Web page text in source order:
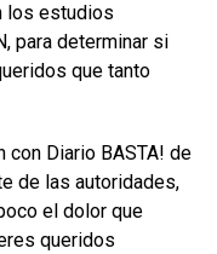
los estudios
para determinar si
que tanto
con Diario BASTA! de
de las autoridades,
el dolor que
queridos